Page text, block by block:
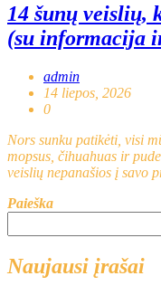
14 šunų veislių,
(su informacija
admin
14 liepos, 2026
0
Nors sunku patikėti, visi
mopsus, čihuahuas ir
veislių nepanašios į savo
Paieška
Naujausi įrašai